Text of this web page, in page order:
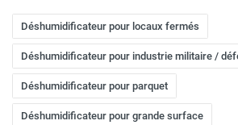
Déshumidificateur pour locaux fermés
Déshumidificateur pour industrie militaire /
Déshumidificateur pour parquet
Déshumidificateur pour grande surface